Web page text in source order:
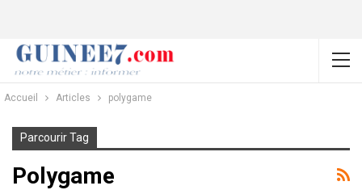
Accueil Articles polygame
Parcourir Tag
Polygame